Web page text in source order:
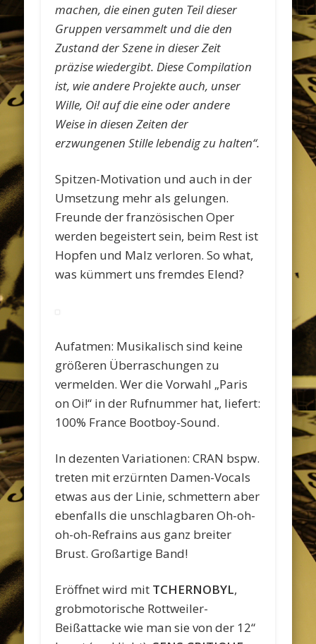
machen, die einen guten Teil dieser
Gruppen versammelt und die den
Zustand der Szene in dieser Zeit
präzise wiedergibt. Diese Compilation
ist, wie andere Projekte auch, unser
Wille, Oi! auf die eine oder andere
Weise in diesen Zeiten der
erzwungenen Stille lebendig zu halten“.
Spitzen-Motivation und auch in der
Umsetzung mehr als gelungen.
Freunde der französischen Oper
werden begeistert sein, beim Rest ist
Hopfen und Malz verloren. So what,
was kümmert uns fremdes Elend?
Aufatmen: Musikalisch sind keine
größeren Überraschungen zu
vermelden. Wer die Vorwahl „Paris
on Oi!“ in der Rufnummer hat, liefert:
100% France Bootboy-Sound.
In dezenten Variationen: CRAN bspw.
treten mit erzürnten Damen-Vocals
etwas aus der Linie, schmettern aber
ebenfalls die unschlagbaren Oh-oh-
oh-oh-Refrains aus ganz breiter
Brust. Großartige Band!
Eröffnet wird mit TCHERNOBYL,
grobmotorische Rottweiler-
Beißattacke wie man sie von der 12“